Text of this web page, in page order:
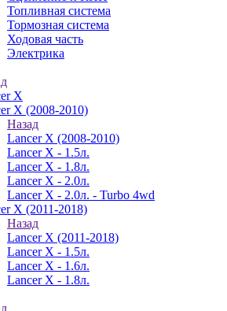
Топливная система
Тормозная система
Ходовая часть
Электрика
X
X (2008-2010)
Назад
Lancer X (2008-2010)
Lancer X - 1.5л.
Lancer X - 1.8л.
Lancer X - 2.0л.
Lancer X - 2.0л. - Turbo 4wd
X (2011-2018)
Назад
Lancer X (2011-2018)
Lancer X - 1.5л.
Lancer X - 1.6л.
Lancer X - 1.8л.